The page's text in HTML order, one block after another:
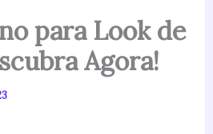
para Look de
Agora!